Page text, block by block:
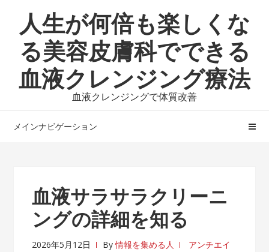
ゲ
ー
シ
ョ
ス
テ
ン
ツ
へ
ッ
人生が何倍も楽しくな
る美容皮膚科でできる
血液クレンジング療法
血液クレンジングで体質改善
メインナビゲーション
血液サラサラクリーニ
ングの詳細を知る
2026年5月12日 By情報を集める人
アンチエイ